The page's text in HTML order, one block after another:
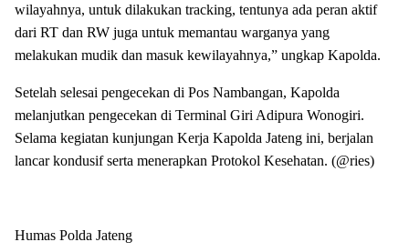
wilayahnya, untuk dilakukan tracking, tentunya ada peran aktif
dari RT dan RW juga untuk memantau warganya yang
melakukan mudik dan masuk kewilayahnya,” ungkap Kapolda.
Setelah selesai pengecekan di Pos Nambangan, Kapolda
melanjutkan pengecekan di Terminal Giri Adipura Wonogiri.
Selama kegiatan kunjungan Kerja Kapolda Jateng ini, berjalan
lancar kondusif serta menerapkan Protokol Kesehatan. (@ries)
Humas Polda Jateng